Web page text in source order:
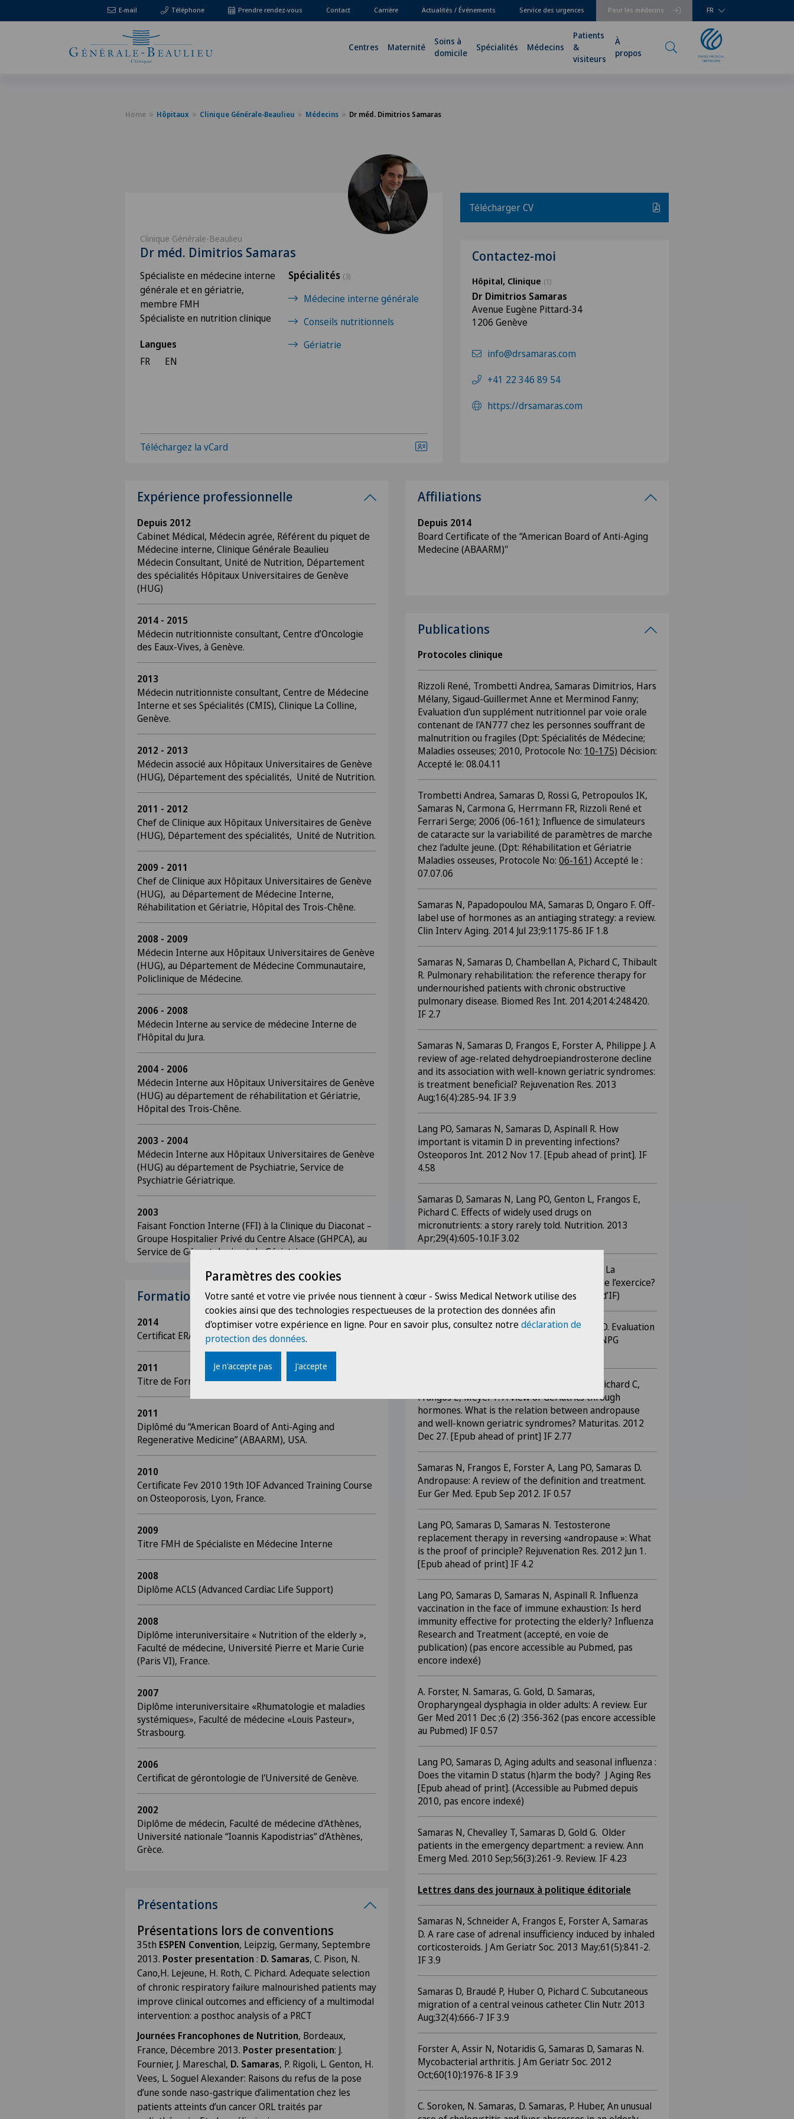
E-mail Téléphone Pour les médecins
Prendre rendez-vous Contact Carrière Actualités / Événements Service des urgences FR
Centres Maternité
Soins à
domicile
Spécialités Médecins
Patients
&
visiteurs
À
propos
Home Hôpitaux Clinique Générale-Beaulieu Médecins Dr méd. Dimitrios Samaras
Clinique Générale-Beaulieu
Dr méd. Dimitrios Samaras
Spécialiste en médecine interne
générale et en gériatrie,
membre FMH
Spécialiste en nutrition clinique
Langues
FR
EN
Spécialités (3)
Médecine interne générale
Conseils nutritionnels
Gériatrie
Téléchargez la vCard
Télécharger CV
Contactez-moi
Hôpital, Clinique (1)
Dr Dimitrios Samaras
Avenue Eugène Pittard-34
1206 Genève
info@drsamaras.com
+41 22 346 89 54
https://drsamaras.com
Expérience professionnelle
Depuis 2012
Cabinet Médical, Médecin agrée, Référent du piquet de
Médecine interne, Clinique Générale Beaulieu
Médecin Consultant, Unité de Nutrition, Département
des spécialités Hôpitaux Universitaires de Genève
(HUG)
2014 - 2015
Médecin nutritionniste consultant, Centre d’Oncologie
des Eaux-Vives, à Genève.
2013
Médecin nutritionniste consultant, Centre de Médecine
Interne et ses Spécialités (CMIS), Clinique La Colline,
Genève.
2012 - 2013
Médecin associé aux Hôpitaux Universitaires de Genève
(HUG), Département des spécialités, Unité de Nutrition.
2011 - 2012
Chef de Clinique aux Hôpitaux Universitaires de Genève
(HUG), Département des spécialités, Unité de Nutrition.
2009 - 2011
Chef de Clinique aux Hôpitaux Universitaires de Genève
(HUG), au Département de Médecine Interne,
Réhabilitation et Gériatrie, Hôpital des Trois-Chêne.
2008 - 2009
Médecin Interne aux Hôpitaux Universitaires de Genève
(HUG), au Département de Médecine Communautaire,
Policlinique de Médecine.
2006 - 2008
Médecin Interne au service de médecine Interne de
l’Hôpital du Jura.
2004 - 2006
Médecin Interne aux Hôpitaux Universitaires de Genève
(HUG) au département de réhabilitation et Gériatrie,
Hôpital des Trois-Chêne.
2003 - 2004
Médecin Interne aux Hôpitaux Universitaires de Genève
(HUG) au département de Psychiatrie, Service de
Psychiatrie Gériatrique.
2003
Faisant Fonction Interne (FFI) à la Clinique du Diaconat –
Groupe Hospitalier Privé du Centre Alsace (GHPCA), au
Service de Gérontologie et de Gériatrie.
Formation
2014
Certificat ERAS « Enhanced recovery after surgery ».
2011
Titre de Formation approfondie en Gériatrie.
2011
Diplômé du “American Board of Anti-Aging and
Regenerative Medicine” (ABAARM), USA.
2010
Certificate Fev 2010 19th IOF Advanced Training Course
on Osteoporosis, Lyon, France.
2009
Titre FMH de Spécialiste en Médecine Interne
2008
Diplôme ACLS (Advanced Cardiac Life Support)
2008
Diplôme interuniversitaire « Nutrition of the elderly »,
Faculté de médecine, Université Pierre et Marie Curie
(Paris VI), France.
2007
Diplôme interuniversitaire «Rhumatologie et maladies
systémiques», Faculté de médecine «Louis Pasteur»,
Strasbourg.
2006
Certificat de gérontologie de l'Université de Genève.
2002
Diplôme de médecin, Faculté de médecine d'Athènes,
Université nationale “Ioannis Kapodistrias” d'Athènes,
Grèce.
Présentations
Présentations lors de conventions
35th ESPEN Convention, Leipzig, Germany, Septembre
2013. Poster presentation: D. Samaras, C. Pison, N.
Cano,H. Lejeune, H. Roth, C. Pichard. Adequate selection
of chronic respiratory failure malnourished patients may
improve clinical outcomes and efficiency of a multimodal
intervention: a posthoc analysis of a PRCT
Journées Francophones de Nutrition, Bordeaux,
France, Décembre 2013. Poster presentation: J.
Fournier, J. Mareschal, D. Samaras, P. Rigoli, L. Genton, H.
Vees, L. Soguel Alexander: Raisons du refus de la pose
d’une sonde naso-gastrique d’alimentation chez les
patients atteints d’un cancer ORL traités par
Affiliations
Depuis 2014
Board Certificate of the “American Board of Anti-Aging
Medecine (ABAARM)"
Publications
Protocoles clinique
Rizzoli René, Trombetti Andrea, Samaras Dimitrios, Hars
Mélany, Sigaud-Guillermet Anne et Merminod Fanny;
Evaluation d'un supplément nutritionnel par voie orale
contenant de l'AN777 chez les personnes souffrant de
malnutrition ou fragiles (Dpt: Spécialités de Médecine;
Maladies osseuses; 2010, Protocole No: 10-175) Décision:
Accepté le: 08.04.11
Trombetti Andrea, Samaras D, Rossi G, Petropoulos IK,
Samaras N, Carmona G, Herrmann FR, Rizzoli René et
Ferrari Serge; 2006 (06-161); Influence de simulateurs
de cataracte sur la variabilité de paramètres de marche
chez l'adulte jeune. (Dpt: Réhabilitation et Gériatrie
Maladies osseuses, Protocole No: 06-161) Accepté le :
07.07.06
Samaras N, Papadopoulou MA, Samaras D, Ongaro F. Off-
label use of hormones as an antiaging strategy: a review.
Clin Interv Aging. 2014 Jul 23;9:1175-86 IF 1.8
Samaras N, Samaras D, Chambellan A, Pichard C, Thibault
R. Pulmonary rehabilitation: the reference therapy for
undernourished patients with chronic obstructive
pulmonary disease. Biomed Res Int. 2014;2014:248420.
IF 2.7
Samaras N, Samaras D, Frangos E, Forster A, Philippe J. A
review of age-related dehydroepiandrosterone decline
and its association with well-known geriatric syndromes:
is treatment beneficial? Rejuvenation Res. 2013
Aug;16(4):285-94. IF 3.9
Lang PO, Samaras N, Samaras D, Aspinall R. How
important is vitamin D in preventing infections?
Osteoporos Int. 2012 Nov 17. [Epub ahead of print]. IF
4.58
Samaras D, Samaras N, Lang PO, Genton L, Frangos E,
Pichard C. Effects of widely used drugs on
micronutrients: a story rarely told. Nutrition. 2013
Apr;29(4):605-10.IF 3.02
Samaras N, Forster A, Frangos E, Samaras D. La
prévention de la démence. Quel est le rôle de l’exercice?
NPG (accepté, en voie de publication). (pas d’IF)
Forster A, Samaras N, Notaridis G, Samaras D. Evaluation
et dépistage des troubles de la déglutition. NPG
Samaras N, Samaras D, Lang PO, Forster A, Pichard C,
Frangos E, Meyer P. A view of Geriatrics through
hormones. What is the relation between andropause
and well-known geriatric syndromes? Maturitas. 2012
Dec 27. [Epub ahead of print] IF 2.77
Samaras N, Frangos E, Forster A, Lang PO, Samaras D.
Andropause: A review of the definition and treatment.
Eur Ger Med. Epub Sep 2012. IF 0.57
Lang PO, Samaras D, Samaras N. Testosterone
replacement therapy in reversing «andropause »: What
is the proof of principle? Rejuvenation Res. 2012 Jun 1.
[Epub ahead of print] IF 4.2
Lang PO, Samaras D, Samaras N, Aspinall R. Influenza
vaccination in the face of immune exhaustion: Is herd
immunity effective for protecting the elderly? Influenza
Research and Treatment (accepté, en voie de
publication) (pas encore accessible au Pubmed, pas
encore indexé)
A. Forster, N. Samaras, G. Gold, D. Samaras,
Oropharyngeal dysphagia in older adults: A review. Eur
Ger Med 2011 Dec ;6 (2) :356-362 (pas encore accessible
au Pubmed) IF 0.57
Lang PO, Samaras D, Aging adults and seasonal influenza :
Does the vitamin D status (h)arm the body? J Aging Res
[Epub ahead of print]. (Accessible au Pubmed depuis
2010, pas encore indexé)
Samaras N, Chevalley T, Samaras D, Gold G. Older
patients in the emergency department: a review. Ann
Emerg Med. 2010 Sep;56(3):261-9. Review. IF 4.23
Lettres dans des journaux à politique éditoriale
Samaras N, Schneider A, Frangos E, Forster A, Samaras
D. A rare case of adrenal insufficiency induced by inhaled
corticosteroids. J Am Geriatr Soc. 2013 May;61(5):841-2.
IF 3.9
Samaras D, Braudé P, Huber O, Pichard C. Subcutaneous
migration of a central veinous catheter. Clin Nutr. 2013
Aug;32(4):666-7 IF 3.9
Forster A, Assir N, Notaridis G, Samaras D, Samaras N.
Mycobacterial arthritis. J Am Geriatr Soc. 2012
Oct;60(10):1976-8 IF 3.9
C. Soroken, N. Samaras, D. Samaras, P. Huber, An unusual
Paramètres des cookies
Votre santé et votre vie privée nous tiennent à cœur - Swiss Medical Network utilise des
cookies ainsi que des technologies respectueuses de la protection des données afin
d'optimiser votre expérience en ligne. Pour en savoir plus, consultez notredéclaration de
protection des données.
Je n'accepte pas J'accepte